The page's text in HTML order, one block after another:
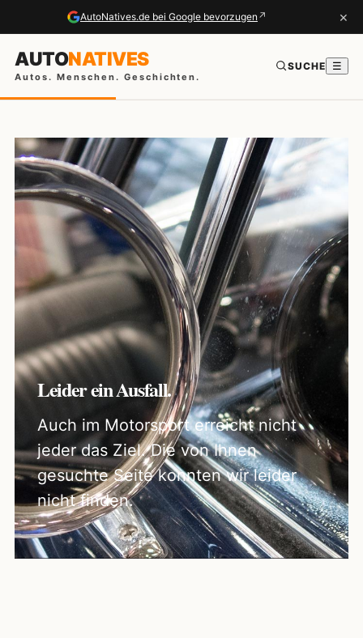
AutoNatives.de bei Google bevorzugen ↗ ×
AUTONATIVES
Autos. Menschen. Geschichten.
SUCHE ☰
Leider ein Ausfall.
Auch im Motorsport erreicht nicht
jeder das Ziel. Die von Ihnen
gesuchte Seite konnten wir leider
nicht finden.